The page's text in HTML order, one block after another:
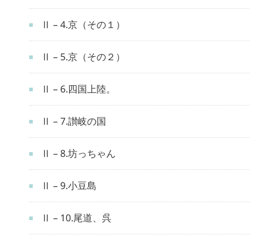
Ⅱ – 4.京（その１）
Ⅱ – 5.京（その２）
Ⅱ – 6.四国上陸。
Ⅱ – 7.讃岐の国
Ⅱ – 8.坊っちゃん
Ⅱ – 9.小豆島
Ⅱ – 10.尾道、呉